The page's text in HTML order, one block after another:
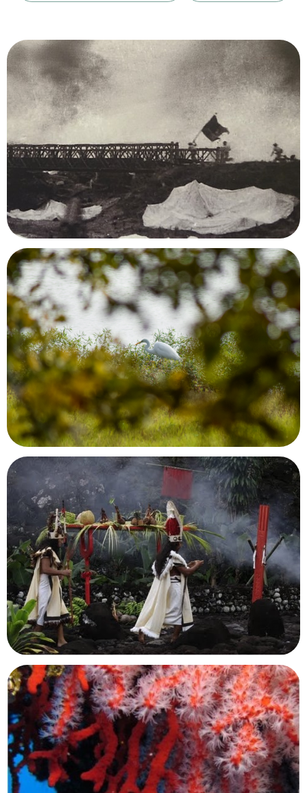
Parcours mémoriel de la bataille de Điên Biên
Phu
Điên Biên Phu, Vietnam
Maison du Lac de Grand-Lieu
Bouaye, Loire-Atlantique
Centre d’interprétation du marae